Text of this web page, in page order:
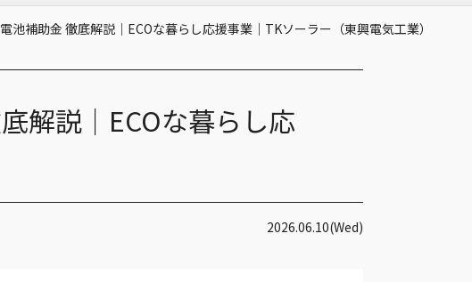
WB2021
PV multi CB-LMP164M05A
2
池補助金 徹底解説｜ECOな暮らし応援事業｜TKソーラー（東興電気工業）
解説｜ECOな暮らし応
2026.06.10(Wed)